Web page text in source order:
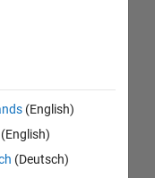
(English)
(Deutsch)